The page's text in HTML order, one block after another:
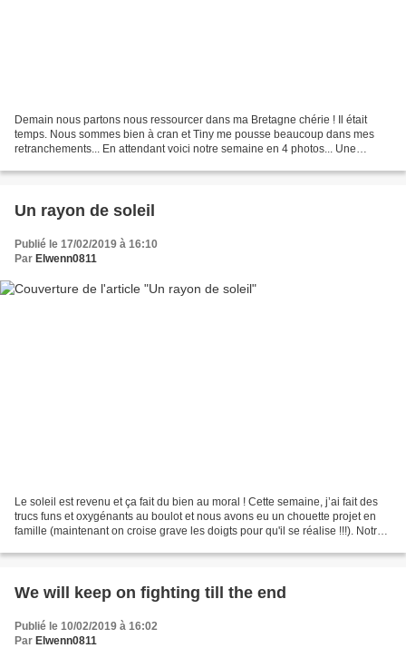
Demain nous partons nous ressourcer dans ma Bretagne chérie ! Il était
temps. Nous sommes bien à cran et Tiny me pousse beaucoup dans mes
retranchements... En attendant voici notre semaine en 4 photos... Une
Un rayon de soleil
Publié le 17/02/2019 à 16:10
Par Elwenn0811
Le soleil est revenu et ça fait du bien au moral ! Cette semaine, j’ai fait des
trucs funs et oxygénants au boulot et nous avons eu un chouette projet en
famille (maintenant on croise grave les doigts pour qu'il se réalise !!!). Notre
We will keep on fighting till the end
Publié le 10/02/2019 à 16:02
Par Elwenn0811